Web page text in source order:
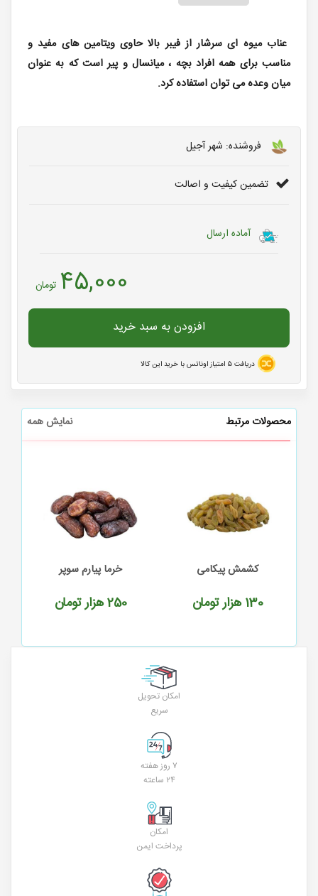
عناب میوه ای سرشار از فیبر بالا حاوی ویتامین های مفید و
مناسب برای همه افراد بچه ، میانسال و پیر است که به عنوان
میان وعده می توان استفاده کرد.
فروشنده: شهر آجیل
تضمین کیفیت و اصالت
آماده ارسال
45,000 تومان
افزودن به سبد خرید
دریافت5 امتیاز اوناتس با خرید این کالا
محصولات مرتبط نمایش همه
کشمش پیکامی
130 هزار تومان
خرما پیارم سوپر
250هزار تومان
امکان تحویل
سریع
۷ روز هفته
۲۴ ساعته
امکان
پرداخت ایمن